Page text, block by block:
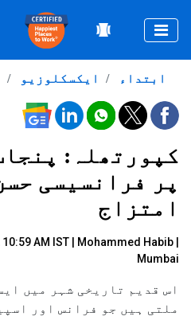
ایکسکلوزیو ابتداء
کپورتھلہ:
پر فرانسیسی
امتزاج
AM IST |
Mohammed Habib |
Mumbai
اس قدیم تاریخی شہر میں
ملتی ہیں جو فرانس اور